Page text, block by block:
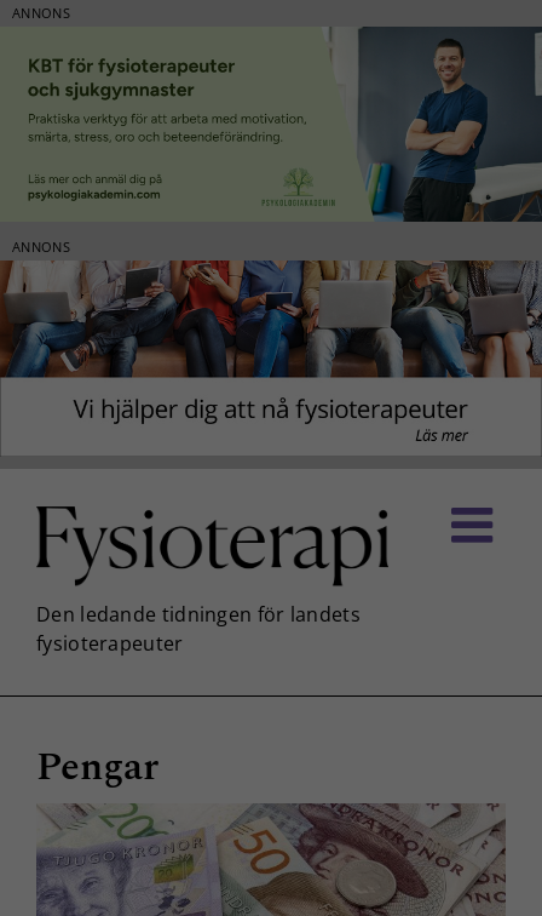
ANNONS
ANNONS
innehållet
Pengar